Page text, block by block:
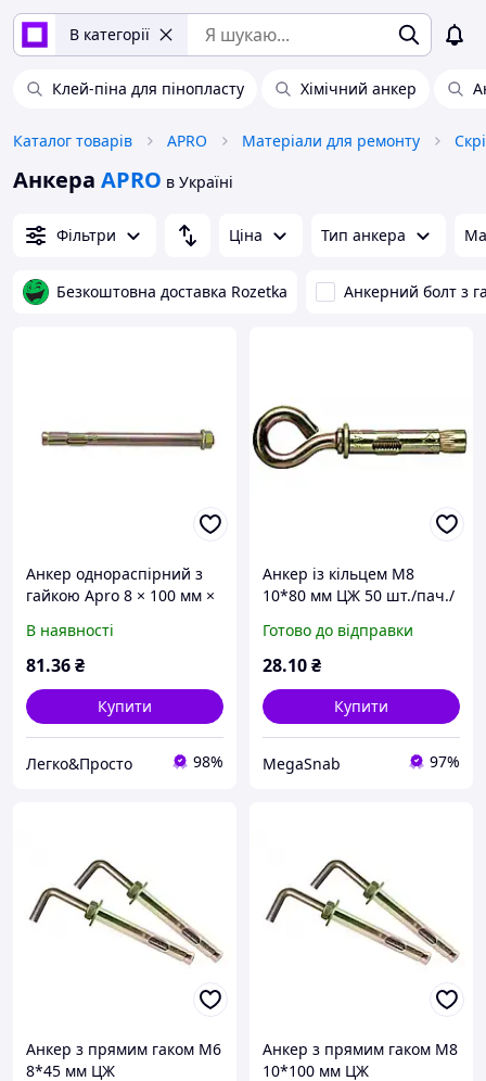
В категорії
Клей-піна для пінопласту Хімічний анкер
Каталог товарів APRO Матеріали для ремонту
Анкера APRO в Україні
Фільтри Ціна Тип анкера
Безкоштовна доставка Rozetka Анкерний болт з
Анкер однораспірний з
гайкою Apro 8 × 100 мм ×
розпірне кріплення для
бетону, цегли та монтажу
В наявності
81.36₴
Купити
Легко&Просто 98%
Анкер із кільцем M8
10*80 мм ЦЖ 50 шт./пач./
Готово до відправки
28.10₴
Купити
MegaSnab 97%
Анкер з прямим гаком M6
8*45 мм ЦЖ
Анкер з прямим гаком M8
10*100 мм ЦЖ